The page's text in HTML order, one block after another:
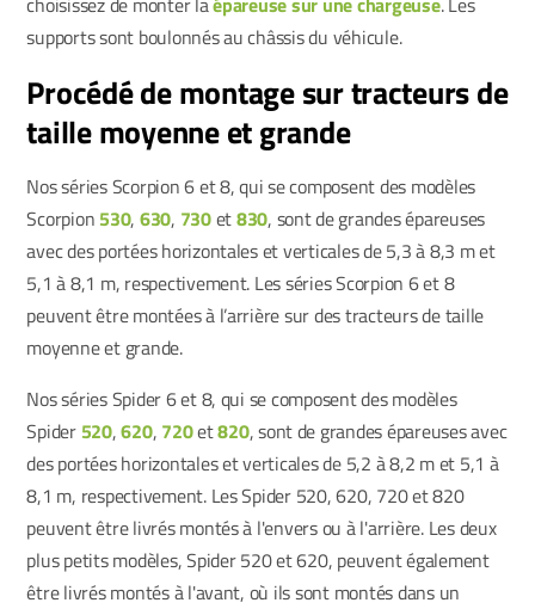
supports sont boulonnés au châssis du véhicule.
Procédé de montage sur tracteurs de
taille moyenne et grande
Nos séries Scorpion 6 et 8, qui se composent des modèles
Scorpion 530, 630, 730et830, sont de grandes épareuses
avec des portées horizontales et verticales de 5,3 à 8,3 m et
5,1 à 8,1 m, respectivement. Les séries Scorpion 6 et 8
peuvent être montées à l’arrière sur des tracteurs de taille
moyenne et grande.
Nos séries Spider 6 et 8, qui se composent des modèles
Spider 520,620, 720et820, sont de grandes épareuses avec
des portées horizontales et verticales de 5,2 à 8,2 m et 5,1 à
8,1 m, respectivement. Les Spider 520, 620, 720 et 820
peuvent être livrés montés à l'envers ou à l'arrière. Les deux
plus petits modèles, Spider 520 et 620, peuvent également
être livrés montés à l'avant, où ils sont montés dans un